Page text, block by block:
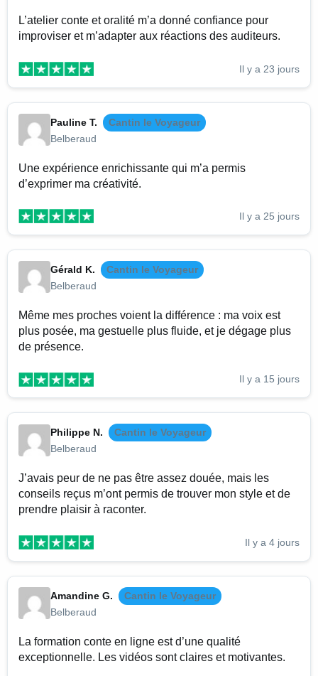
L’atelier conte et oralité m’a donné confiance pour
improviser et m’adapter aux réactions des auditeurs.
Il y a 23 jours
Pauline T.
Cantin le Voyageur
Belberaud
Une expérience enrichissante qui m’a permis
d’exprimer ma créativité.
Il y a 25 jours
Gérald K.
Cantin le Voyageur
Belberaud
Même mes proches voient la différence : ma voix est
plus posée, ma gestuelle plus fluide, et je dégage plus
de présence.
Il y a 15 jours
Philippe N.
Cantin le Voyageur
Belberaud
J’avais peur de ne pas être assez douée, mais les
conseils reçus m’ont permis de trouver mon style et de
prendre plaisir à raconter.
Il y a 4 jours
Amandine G.
Cantin le Voyageur
Belberaud
La formation conte en ligne est d’une qualité
exceptionnelle. Les vidéos sont claires et motivantes.